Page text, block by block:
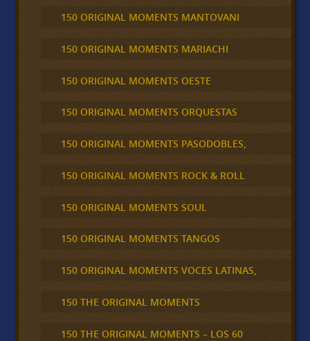
150 ORIGINAL MOMENTS MANTOVANI
150 ORIGINAL MOMENTS MARIACHI
150 ORIGINAL MOMENTS OESTE
150 ORIGINAL MOMENTS ORQUESTAS
150 ORIGINAL MOMENTS PASODOBLES,
150 ORIGINAL MOMENTS ROCK & ROLL
150 ORIGINAL MOMENTS SOUL
150 ORIGINAL MOMENTS TANGOS
150 ORIGINAL MOMENTS VOCES LATINAS,
150 THE ORIGINAL MOMENTS
150 THE ORIGINAL MOMENTS – LOS 60